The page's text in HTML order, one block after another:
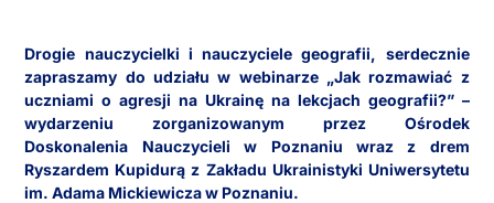
Drogie nauczycielki i nauczyciele geografii, serdecznie
zapraszamy do udziału w webinarze „Jak rozmawiać z
uczniami o agresji na Ukrainę na lekcjach geografii?” –
wydarzeniu zorganizowanym przez Ośrodek
Doskonalenia Nauczycieli w Poznaniu wraz z drem
Ryszardem Kupidurą z Zakładu Ukrainistyki Uniwersytetu
im. Adama Mickiewicza w Poznaniu.